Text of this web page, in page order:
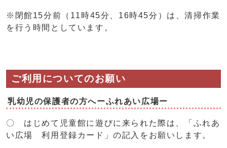
※閉館15分前（11時45分、16時45分）は、清掃作業
を行う時間としています。
ご利用についてのお願い
乳幼児の保護者の方へーふれあい広場ー
〇 はじめて児童館に遊びに来られた際は、「ふれあ
い広場 利用登録カード」の記入をお願いします。